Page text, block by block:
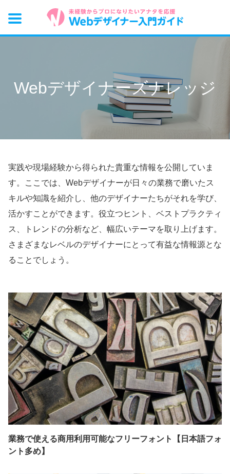
Webデザイナーズナレッジ
実践や現場経験から得られた貴重な情報を公開していま
す。ここでは、Webデザイナーが日々の業務で磨いたス
キルや知識を紹介し、他のデザイナーたちがそれを学び、
活かすことができます。役立つヒント、ベストプラクティ
ス、トレンドの分析など、幅広いテーマを取り上げます。
さまざまなレベルのデザイナーにとって有益な情報源とな
ることでしょう。
業務で使える商用利用可能なフリーフォント【日本語フォ
ント多め】